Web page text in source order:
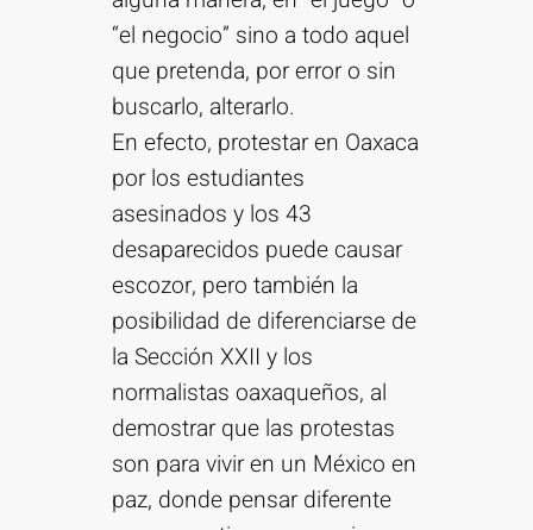
“el negocio” sino a todo aquel
que pretenda, por error o sin
buscarlo, alterarlo.
En efecto, protestar en Oaxaca
por los estudiantes
asesinados y los 43
desaparecidos puede causar
escozor, pero también la
posibilidad de diferenciarse de
la Sección XXII y los
normalistas oaxaqueños, al
demostrar que las protestas
son para vivir en un México en
paz, donde pensar diferente